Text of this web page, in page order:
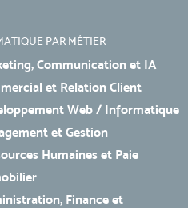
PAR MÉTIER
Communication et IA
et Relation Client
Web / Informatique
et Gestion
Humaines et Paie
Finance et